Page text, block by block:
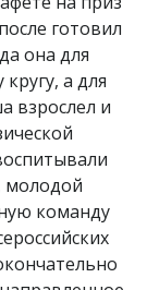
готовил
она для
а для
взрослел и
молодой
команду